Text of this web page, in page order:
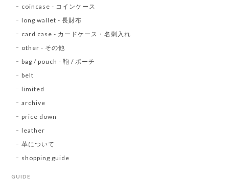
coincase - コインケース
long wallet - 長財布
card case - カードケース・名刺入れ
other - その他
bag / pouch - 鞄 / ポーチ
belt
limited
archive
price down
leather
革について
shopping guide
GUIDE